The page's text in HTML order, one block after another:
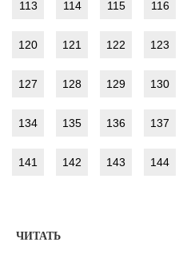
113 114 115 116
120 121 122 123
127 128 129 130
134 135 136 137
141 142 143 144
ЧИТАТЬ